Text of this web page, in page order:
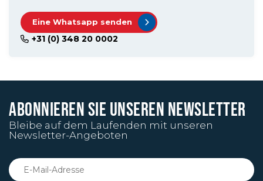
Eine Whatsapp senden
+31 (0) 348 20 0002
ABONNIEREN SIE UNSEREN NEWSLETTER
Bleibe auf dem Laufenden mit unseren
Newsletter-Angeboten